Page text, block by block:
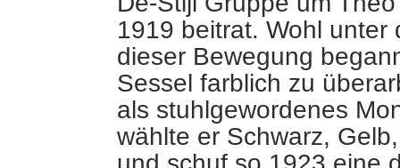
1919 beitrat. Wohl unter
dieser Bewegung
Sessel farblich zu
als stuhlgewordenes
wählte er Schwarz,